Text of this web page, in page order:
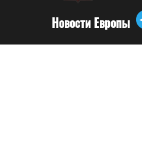
Новости Европы